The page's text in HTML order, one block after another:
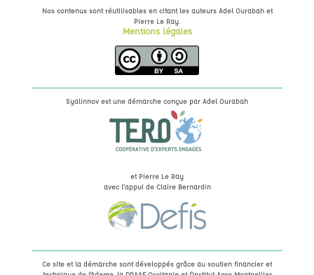
Nos contenus sont réutilisables en citant les auteurs Adel Ourabah et
Pierre Le Ray.
Mentions légales
Syalinnov est une démarche conçue par Adel Ourabah
et Pierre Le Ray
avec l’appui de Claire Bernardin
Ce site et la démarche sont développés grâce au soutien financier et